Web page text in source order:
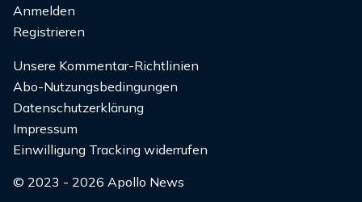
Anmelden
Registrieren
Unsere Kommentar-Richtlinien
Abo-Nutzungsbedingungen
Datenschutzerklärung
Impressum
Einwilligung Tracking widerrufen
© 2023 - 2026 Apollo News